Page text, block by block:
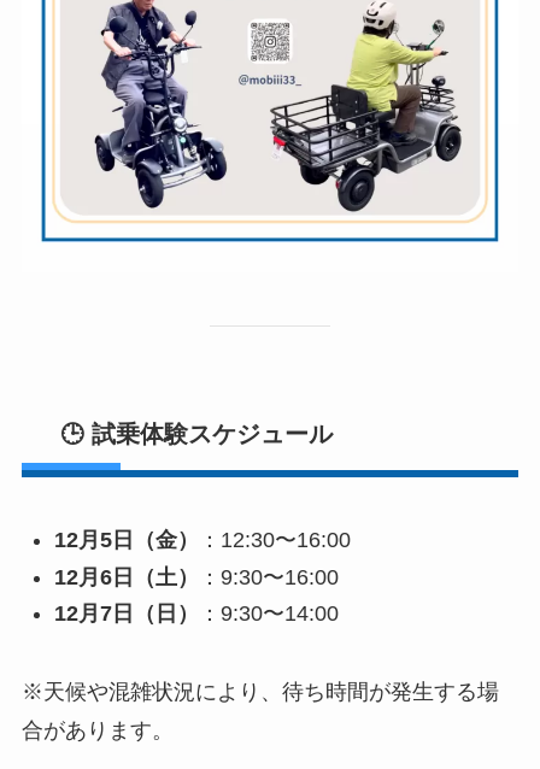
🕒 試乗体験スケジュール
12月5日（金）
：12:30〜16:00
12月6日（土）
：9:30〜16:00
12月7日（日）
：9:30〜14:00
※天候や混雑状況により、待ち時間が発生する場
合があります。